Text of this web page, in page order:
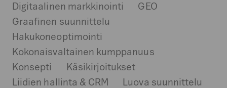
Digitaalinen markkinointi
GEO
Graafinen suunnittelu
Hakukoneoptimointi
Kokonaisvaltainen kumppanuus
Konsepti
Käsikirjoitukset
Liidien hallinta & CRM
Luova suunnittelu